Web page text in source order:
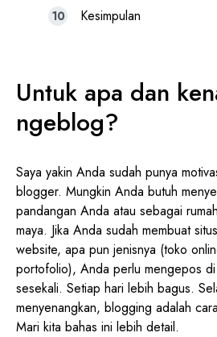
Kesimpulan
Untuk apa dan
ngeblog?
Saya yakin Anda sudah punya
blogger. Mungkin Anda butuh
pandangan Anda atau sebagai
maya. Jika Anda sudah membuat
website, apa pun jenisnya (toko
portofolio), Anda perlu mengepos
sesekali. Setiap hari lebih bagus.
menyenangkan, blogging adalah
Mari kita bahas ini lebih detail.